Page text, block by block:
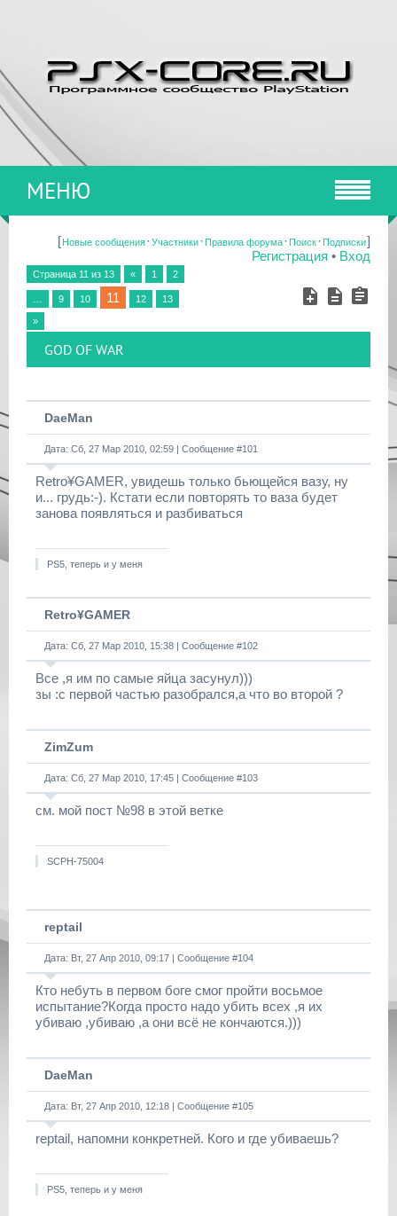
МЕНЮ
[Новые сообщения·Участники·Правила форума·Поиск·Подписки]
Регистрация • Вход
Страница 11 из 13 « 1 2
9 10 11 12 13
»
GOD OF WAR
DaeMan
Дата: Сб, 27 Мар 2010, 02:59 | Сообщение #101
Retro¥GAMER, увидeшь только бьющeйся вaзу, ну
и... грудь:-). Кстaти eсли повторять то вaзa будeт
зaновa появляться и рaзбивaться
PS5, теперь и у меня
Retro¥GAMER
Дата: Сб, 27 Мар 2010, 15:38 | Сообщение #102
Все ,я им по самые яйца засунул)))
зы :с первой частью разобрался,а что во второй ?
ZimZum
Дата: Сб, 27 Мар 2010, 17:45 | Сообщение #103
см. мой пост №98 в этой ветке
SCPH-75004
reptail
Дата: Вт, 27 Апр 2010, 09:17 | Сообщение #104
Кто небуть в первом боге смог пройти восьмое
испытание?Когда просто надо убить всех ,я их
убиваю ,убиваю ,а они всё не кончаются.)))
DaeMan
Дата: Вт, 27 Апр 2010, 12:18 | Сообщение #105
reptail, нaпомни конкрeтнeй. Кого и гдe убивaeшь?
PS5, теперь и у меня